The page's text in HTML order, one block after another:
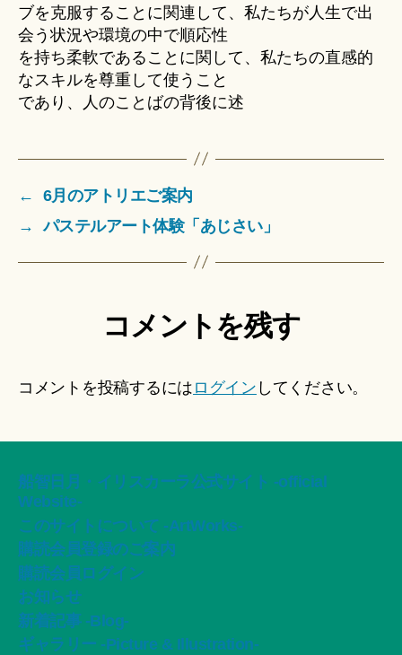
ブを克服することに関連して、私たちが人生で出
会う状況や環境の中で順応性
を持ち柔軟であることに関して、私たちの直感的
なスキルを尊重して使うこと
であり、人のことばの背後に述
←
6月のアトリエご案内
→
パステルアート体験「あじさい」
コメントを残す
コメントを投稿するには ログイン してください。
船智日月・イリスカーラ公式サイト -official
Website-
このサイトについて -ArtWorks-
購読会員登録のご案内
購読会員ログイン
お知らせ
新着記事 -Blog-
ギャラリー -Picture & Illustration-